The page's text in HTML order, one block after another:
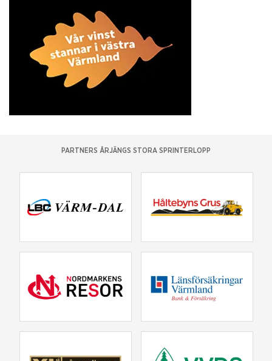
PARTNERS ÅRJÄNGS STORA SPRINTERLOPP